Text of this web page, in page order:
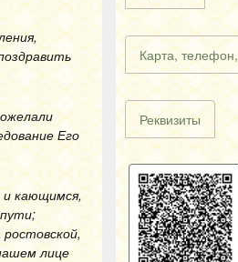
Его
и кающимся,
лице
Карта,
Реквизиты